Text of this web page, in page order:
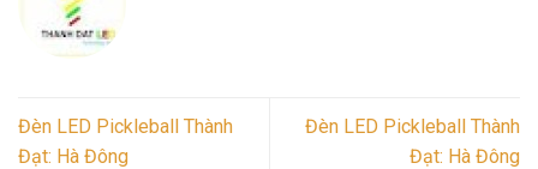
Đèn LED Pickleball Thành
Đạt: Hà Đông
Đèn LED Pickleball Thành
Đạt: Hà Đông